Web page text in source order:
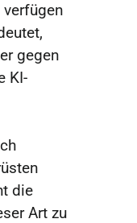
gegen
KI-
die
Art zu